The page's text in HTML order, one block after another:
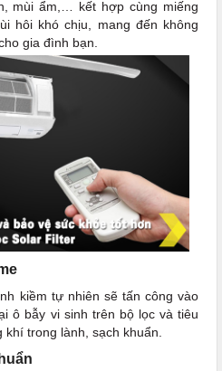
mùi ẩm,… kết hợp cùng miếng
hôi khó chịu, mang đến không
gia đình bạn.
kiềm tự nhiên sẽ tấn công vào
ô bẫy vi sinh trên bộ lọc và tiêu
trong lành, sạch khuẩn.